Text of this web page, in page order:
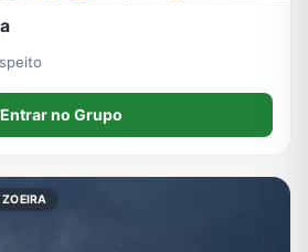
Entrar no Grupo